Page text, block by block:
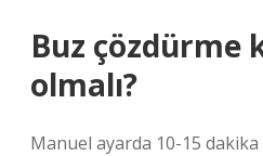
Buz çözdürme
olmalı?
Manuel ayarda 10-15